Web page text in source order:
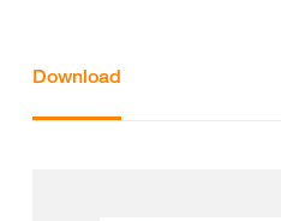
Download